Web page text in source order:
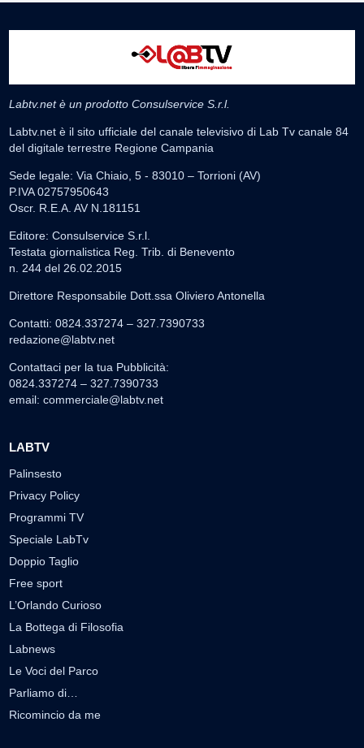
Labtv.net è un prodotto Consulservice S.r.l.
Labtv.net è il sito ufficiale del canale televisivo di Lab Tv canale 84
del digitale terrestre Regione Campania
Sede legale: Via Chiaio, 5 - 83010 – Torrioni (AV)
P.IVA 02757950643
Oscr. R.E.A. AV N.181151
Editore: Consulservice S.r.l.
Testata giornalistica Reg. Trib. di Benevento
n. 244 del 26.02.2015
Direttore Responsabile Dott.ssa Oliviero Antonella
Contatti: 0824.337274 – 327.7390733
redazione@labtv.net
Contattaci per la tua Pubblicità:
0824.337274 – 327.7390733
email: commerciale@labtv.net
LABTV
Palinsesto
Privacy Policy
Programmi TV
Speciale LabTv
Doppio Taglio
Free sport
L’Orlando Curioso
La Bottega di Filosofia
Labnews
Le Voci del Parco
Parliamo di…
Ricomincio da me